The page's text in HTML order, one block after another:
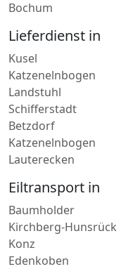
Kusel
Landstuhl
Schifferstadt
Betzdorf
Katzenelnbogen
Lauterecken
Eiltransport in
Baumholder
Konz
Edenkoben
Hachenburg
Bad Neuenahr-Ahrweiler
Urbar